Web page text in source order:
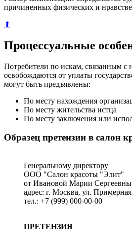
причиненных физических и
⬆
Процессуальные
Потребители по искам, связанным с
освобождаются от уплаты
могут быть предъявлены:
По месту нахождения
По месту жительства истца
По месту заключения или
Образец претензии в салон
Генеральному директору
ООО "Салон красоты "Элит"
от Ивановой Марии Сергеевны
адрес: г. Москва, ул.
тел.: +7 (999) 000-00-00
ПРЕТЕНЗИЯ